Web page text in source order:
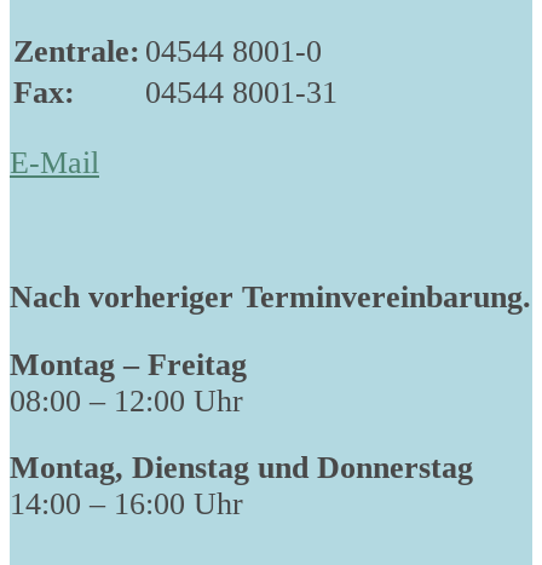
Zentrale: 04544 8001-0
Fax:
04544 8001-31
E-Mail
Nach vorheriger Terminvereinbarung.
Montag – Freitag
08:00 – 12:00 Uhr
Montag, Dienstag und Donnerstag
14:00 – 16:00 Uhr